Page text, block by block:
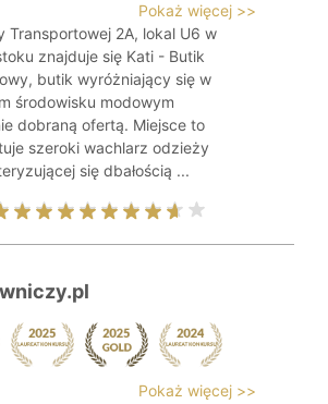
Pokaż więcej >>
Transportowej 2A, lokal U6 w
znajduje się Kati - Butik
butik wyróżniający się w
środowisku modowym
dobraną ofertą. Miejsce to
szeroki wachlarz odzieży
się dbałością ...
Pokaż więcej >>